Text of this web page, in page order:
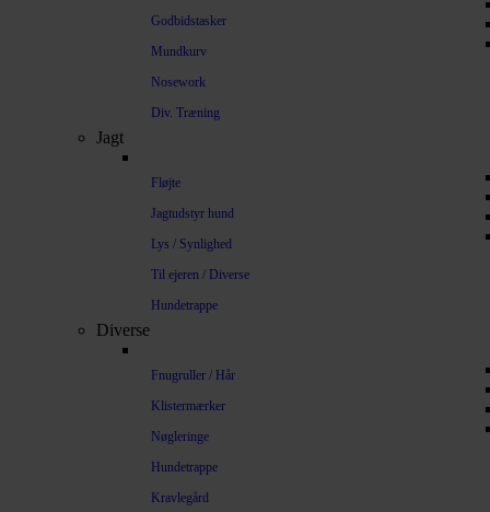
Godbidstasker
Mundkurv
Nosework
Div. Træning
Jagt
Fløjte
Jagtudstyr hund
Lys / Synlighed
Til ejeren / Diverse
Hundetrappe
Diverse
Fnugruller / Hår
Klistermærker
Nøgleringe
Hundetrappe
Kravlegård